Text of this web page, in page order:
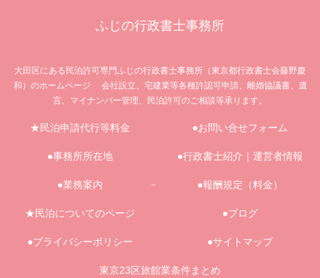
ふじの行政書士事務所
大田区にある民泊許可専門ふじの行政書士事務所（東京都行政書士会藤野慶
和）のホームページ 会社設立、宅建業等各種許認可申請、離婚協議書、遺
言、マイナンバー管理、民泊許可のご相談等承ります。
★民泊申請代行等料金 ●お問い合せフォーム
●事務所所在地 ●行政書士紹介｜運営者情報
●業務案内 ●報酬規定（料金）
★民泊についてのページ ●ブログ
●プライバシーポリシー ●サイトマップ
東京23区旅館業条件まとめ